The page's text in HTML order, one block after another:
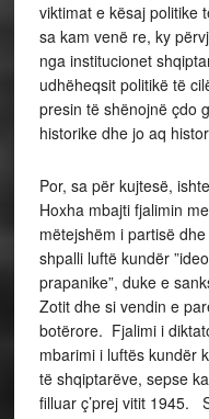
viktimat e kësaj politike
sa kam venë re, ky
nga institucionet
udhëheqsit politikë të
presin të shënojnë çdo
historike dhe jo aq
Por, sa për kujtesë,
Hoxha mbajti fjalimin
mëtejshëm i partisë
shpalli luftë kundër
prapanike”, duke e
Zotit dhe si vendin e
botërore. Fjalimi i
mbarimi i luftës kundër
të shqiptarëve, sepse
filluar ç’prej vitit 1945.